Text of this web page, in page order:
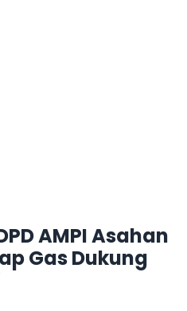
AMPI Asahan
Gas Dukung